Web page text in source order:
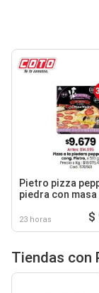
Pietro pizza
piedra con
23 horas $
Tiendas con